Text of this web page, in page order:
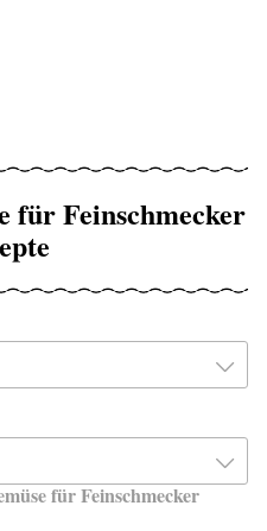
für Feinschmecker
für Feinschmecker